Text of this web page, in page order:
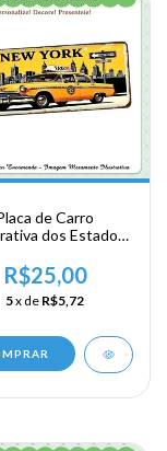
de Carro
dos Estados
York - Carro
R$25,00
5x de R$5,72